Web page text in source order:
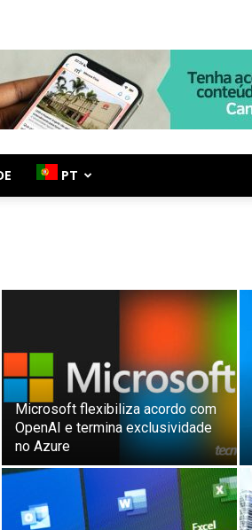
PT
Microsoft flexibiliza acordo com
OpenAI e termina exclusividade
no Azure